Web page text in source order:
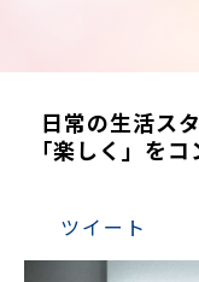
お役立ち資料
イベント・セミナー
日常の生活ス
「楽しく」を
ツイート